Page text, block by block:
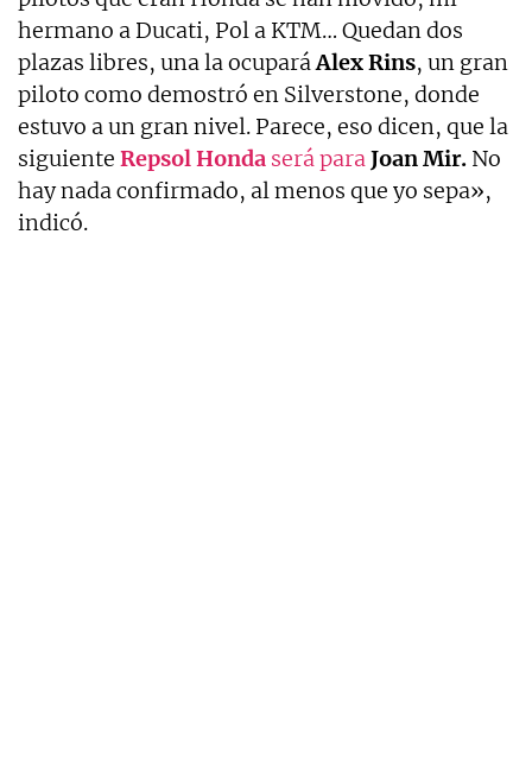
hermano a Ducati, Pol a KTM… Quedan dos
plazas libres, una la ocuparáAlex Rins, un gran
piloto como demostró en Silverstone, donde
estuvo a un gran nivel. Parece, eso dicen, que la
siguiente Repsol Honda será paraJoan Mir. No
hay nada confirmado, al menos que yo sepa»,
indicó.